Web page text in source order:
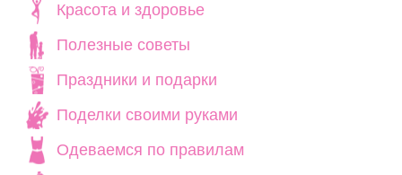
Красота и здоровье
Полезные советы
Праздники и подарки
Поделки своими руками
Одеваемся по правилам